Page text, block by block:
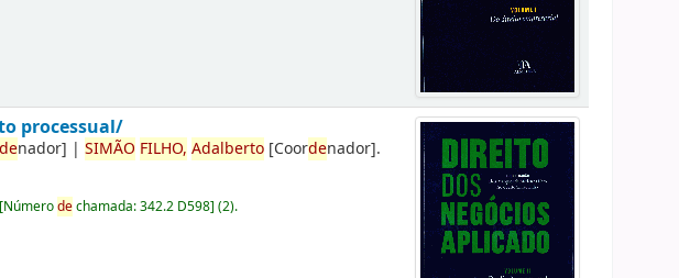
processual/
denador] |SIMÃO FILHO, Adalberto [Coordenador].
[Númerodechamada:342.2 D598](2).